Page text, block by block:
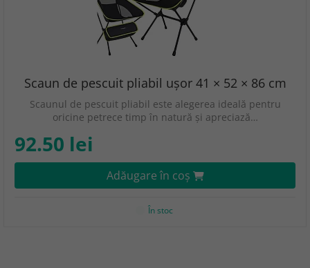
Scaun de pescuit pliabil ușor 41 × 52 × 86 cm
Scaunul de pescuit pliabil este alegerea ideală pentru
oricine petrece timp în natură și apreciază…
92.50 lei
Adăugare în coş
În stoc